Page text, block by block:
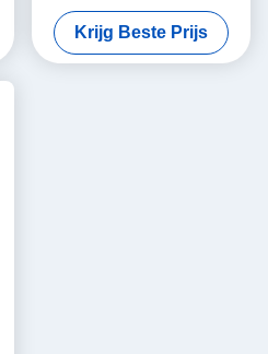
Boomolie van Concrete
Pompdelen de Hydraulische
Filterelement
Krijg Beste Prijs